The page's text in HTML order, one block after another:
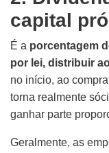
capital
É a porcentagem
por lei, distribuir
no início, ao
torna realmente
ganhar parte
Geralmente, as